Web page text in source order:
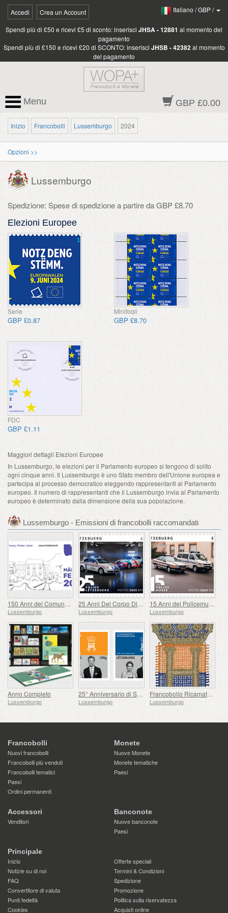
Accedi Crea un Account Italiano /GBP/
Spendi più di £50 e ricevi £5 di sconto: inserisci JHSA - 12881 al momento del
pagamento
Spendi più di £150 e ricevi £20 di SCONTO: inserisci JHSB - 42382 al momento
del pagamento
GBP £0.00
Menu
Inizio Francobolli Lussemburgo 2024
Opzioni >>
Lussemburgo
Spedizione: Spese di spedizione a partire da GBP £8.70
Elezioni Europee
Serie
GBP £0.87
Minifogli
GBP £8.70
FDC
GBP £1.11
Maggiori dettagli Elezioni Europee
In Lussemburgo, le elezioni per il Parlamento europeo si tengono di solito
ogni cinque anni. Il Lussemburgo è uno Stato membro dell'Unione europea e
partecipa al processo democratico eleggendo rappresentanti al Parlamento
europeo. Il numero di rappresentanti che il Lussemburgo invia al Parlamento
europeo è determinato dalla dimensione della sua popolazione.
Lussemburgo - Emissioni di francobolli raccomandati
150 Anni del Comune di Mertzig
Lussemburgo
25 Anni Del Corpo Di Polizia Granducale
Lussemburgo
15 Anni del Policemusée
Lussemburgo
Anno Completo
Lussemburgo
25° Anniversario di Sua Altezza Reale il Granduca
Lussemburgo
Francobollo Ricamato - Ascesa al Trono di Henri
Lussemburgo
Francobolli
Nuovi francobolli
Francobolli più venduti
Francobolli tematici
Paesi
Ordini permanenti
Monete
Nuove Monete
Monete tematiche
Paesi
Accessori
Venditori
Banconote
Nuove banconote
Paesi
Principale
Inizio
Offerte speciali
Notizie su di noi
Termini & Condizioni
FAQ
Spedizione
Convertitore di valuta
Promozione
Punti fedeltà
Politica sulla riservatezza
Cookies
Acquisti online